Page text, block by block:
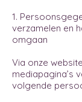
1.
verzamelen en
omgaan
Via onze
mediapagina’s
volgende